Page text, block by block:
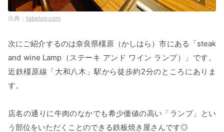
tabelog.com
次にご紹介するのは奈良県橿原（かしはら）市にある「steak
and wine Lamp（ステーキ アンド ワイン ランプ）」です。
近鉄橿原線「大和八木」駅から徒歩約2分のところにありま
す。
店名の通りに牛肉のなかでも希少価値の高い「ランプ」とい
う部位をいただくことのできる鉄板焼き屋さんです◎